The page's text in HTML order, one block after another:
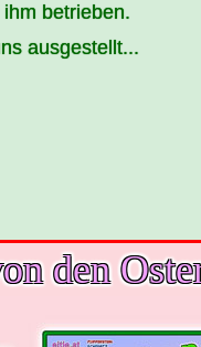
betrieben.
ausgestellt...
den